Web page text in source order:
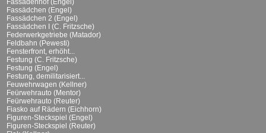
Fassadenhof (Engel)
Fassädchen (Engel)
Fassädchen 2 (Engel)
Fassädchen I (C. Fritzsche)
Federwerkgetriebe (Matador)
Feldbahn (Pewesti)
Fensterfront, erhöht...
Festung (C. Fritzsche)
Festung (Engel)
Festung, demilitarisiert...
Feuwehrwagen (Kellner)
Feürwehrauto (Mentor)
Feürwehrauto (Reuter)
Fiasko auf Rädern (Eichhorn)
Figuren-Steckspiel (Engel)
Figuren-Steckspiel (Reuter)